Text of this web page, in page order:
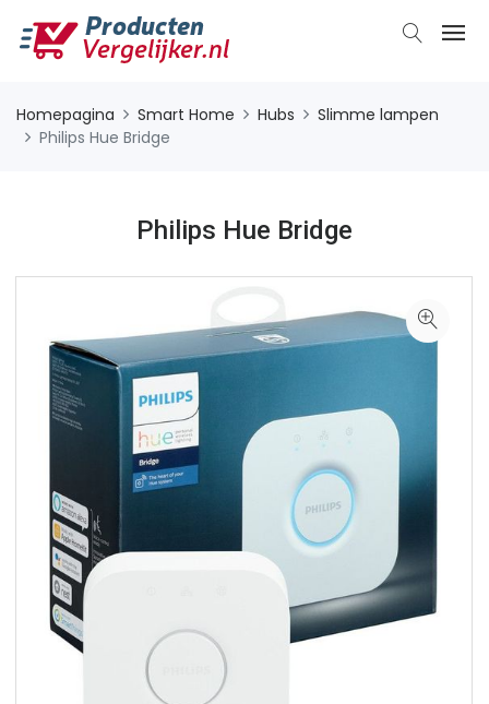
Homepagina Smart Home Hubs
Slimme lampen
Philips Hue Bridge
Philips Hue Bridge